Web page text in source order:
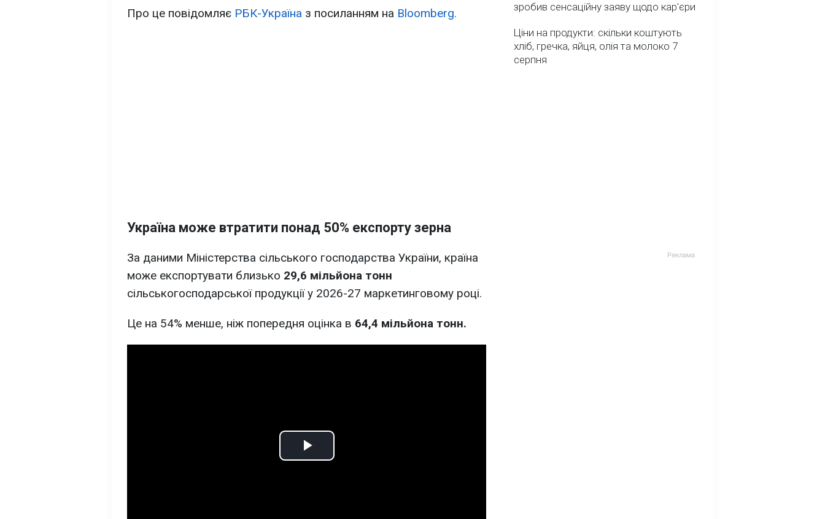
Про це повідомляє РБК-Україна з посиланням на Bloomberg.
Україна може втратити понад 50% експорту зерна
За даними Міністерства сільського господарства України, країна
може експортувати близько 29,6 мільйона тонн
сільськогосподарської продукції у 2026-27 маркетинговому році.
Це на 54% менше, ніж попередня оцінка в 64,4 мільйона тонн.
Play
зробив сенсаційну заяву щодо кар'єри
Ціни на продукти: скільки коштують
хліб, гречка, яйця, олія та молоко 7
серпня